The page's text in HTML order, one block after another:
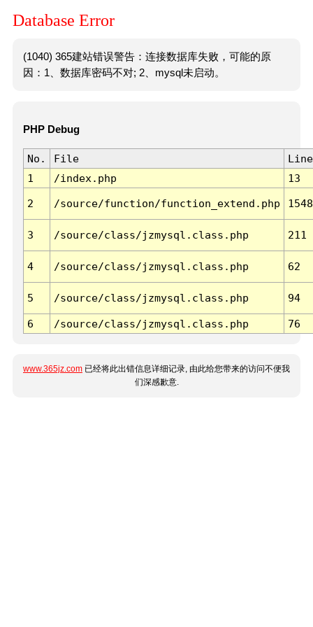
Database Error
(1040) 365建站错误警告：连接数据库失败，可能的原
因：1、数据库密码不对; 2、mysql未启动。
PHP Debug
No. File
Line
1
/index.php 13
2 /source/function/function_extend.php 1548
3 /source/class/jzmysql.class.php 211
4 /source/class/jzmysql.class.php 62
5 /source/class/jzmysql.class.php 94
6 /source/class/jzmysql.class.php 76
www.365jz.com 已经将此出错信息详细记录, 由此给您带来的访问不便我
们深感歉意.